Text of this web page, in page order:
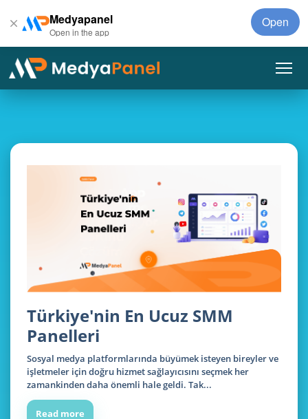
Medyapanel
Open in the app
Open
Türkiye'nin En Ucuz SMM
Panelleri
Sosyal medya platformlarında büyümek isteyen bireyler ve
işletmeler için doğru hizmet sağlayıcısını seçmek her
zamankinden daha önemli hale geldi. Tak...
Read more